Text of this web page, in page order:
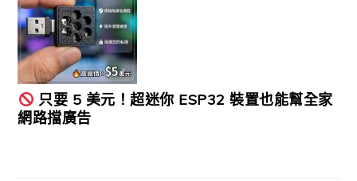
只要 5 美元！超迷你 ESP32 裝置也能幫全家
網路擋廣告